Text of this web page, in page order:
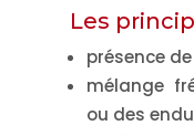
Les
présence
mélange
ou des